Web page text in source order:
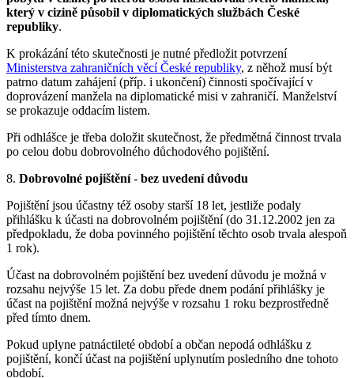
který v cizině působil v diplomatických službách České
republiky.
K prokázání této skutečnosti je nutné předložit potvrzení
Ministerstva zahraničních věcí České republiky, z něhož musí být
patrno datum zahájení (příp. i ukončení) činnosti spočívající v
doprovázení manžela na diplomatické misi v zahraničí. Manželství
se prokazuje oddacím listem.
Při odhlášce je třeba doložit skutečnost, že předmětná činnost trvala
po celou dobu dobrovolného důchodového pojištění.
8. Dobrovolné pojištění- bez uvedení důvodu
Pojištění jsou účastny též osoby starší 18 let, jestliže podaly
přihlášku k účasti na dobrovolném pojištění (do 31.12.2002 jen za
předpokladu, že doba povinného pojištění těchto osob trvala alespoň
1 rok).
Účast na dobrovolném pojištění bez uvedení důvodu je možná v
rozsahu nejvýše 15 let. Za dobu přede dnem podání přihlášky je
účast na pojištění možná nejvýše v rozsahu 1 roku bezprostředně
před tímto dnem.
Pokud uplyne patnáctileté období a občan nepodá odhlášku z
pojištění, končí účast na pojištění uplynutím posledního dne tohoto
období.